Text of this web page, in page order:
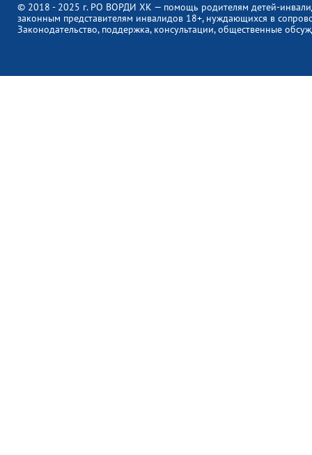
© 2018 - 2025 г. РО ВОРДИ ХК — помощь родителям детей-
законным представителям инвалидов 18+, нуждающихся в
Законодательство, поддержка, консультации, общественные